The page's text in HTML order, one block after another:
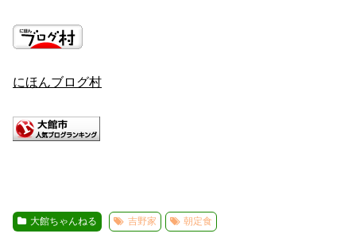
にほんブログ村
大館ちゃんねる 吉野家 朝定食